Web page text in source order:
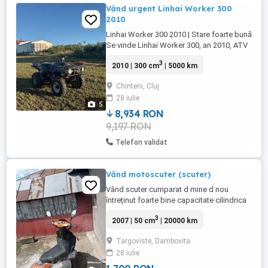
5
Vând urgent Linhai Worker 300
2010
Linhai Worker 300 2010 | Stare foarte bună
Se vinde Linhai Worker 300, an 2010, ATV
Motorul de 300 cm merge impecabil,
scoate fum, nu bate și nu prezintă
probleme. Schimburile făcute la timp.
Tracțiune 2x4. Motor în ...
2010 | 300 cm3 | 5000 km
Chinteni, Cluj
28 iulie
8,934 RON
9,197 RON
Telefon validat
Vând motoscuter (scuter)
Vând scuter cumparat d mine d nou
întreținut foarte bine capacitate cilindrica
2007 | 50 cm3 | 20000 km
Targoviste, Dambovita
28 iulie